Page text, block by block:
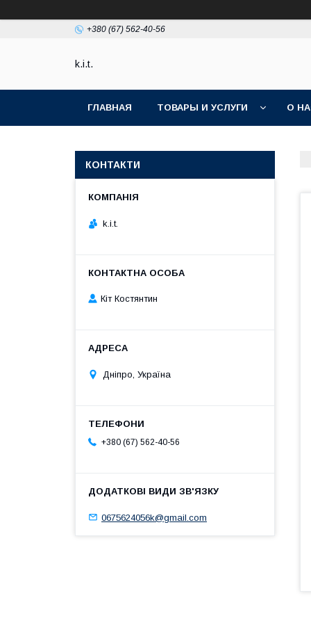
+380 (67) 562-40-56
k.i.t.
ГЛАВНАЯ ТОВАРЫ И УСЛУГИ О
КОНТАКТИ
k.i.t.
Кіт Костянтин
Дніпро, Україна
+380 (67) 562-40-56
0675624056k@gmail.com